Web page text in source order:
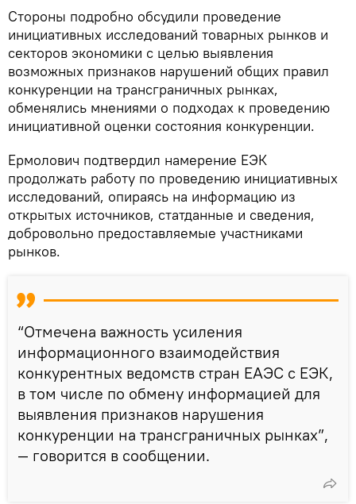
Стороны подробно обсудили проведение
инициативных исследований товарных рынков и
секторов экономики с целью выявления
возможных признаков нарушений общих правил
конкуренции на трансграничных рынках,
обменялись мнениями о подходах к проведению
инициативной оценки состояния конкуренции.
Ермолович подтвердил намерение ЕЭК
продолжать работу по проведению инициативных
исследований, опираясь на информацию из
открытых источников, статданные и сведения,
добровольно предоставляемые участниками
рынков.
“Отмечена важность усиления
информационного взаимодействия
конкурентных ведомств стран ЕАЭС с ЕЭК,
в том числе по обмену информацией для
выявления признаков нарушения
конкуренции на трансграничных рынках”,
— говорится в сообщении.